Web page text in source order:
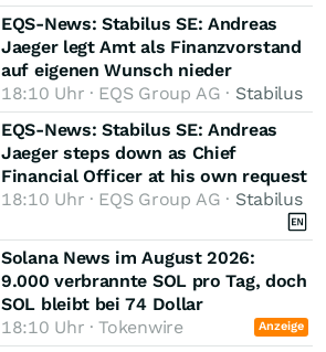
EQS-News: Stabilus SE: Andreas
Jaeger legt Amt als Finanzvorstand
auf eigenen Wunsch nieder
18:10 Uhr · EQS Group AG · Stabilus
EQS-News: Stabilus SE: Andreas
Jaeger steps down as Chief
Financial Officer at his own request
18:10 Uhr · EQS Group AG · Stabilus
Solana News im August 2026:
9.000 verbrannte SOL pro Tag, doch
SOL bleibt bei 74 Dollar
18:10 Uhr · Tokenwire
Anzeige